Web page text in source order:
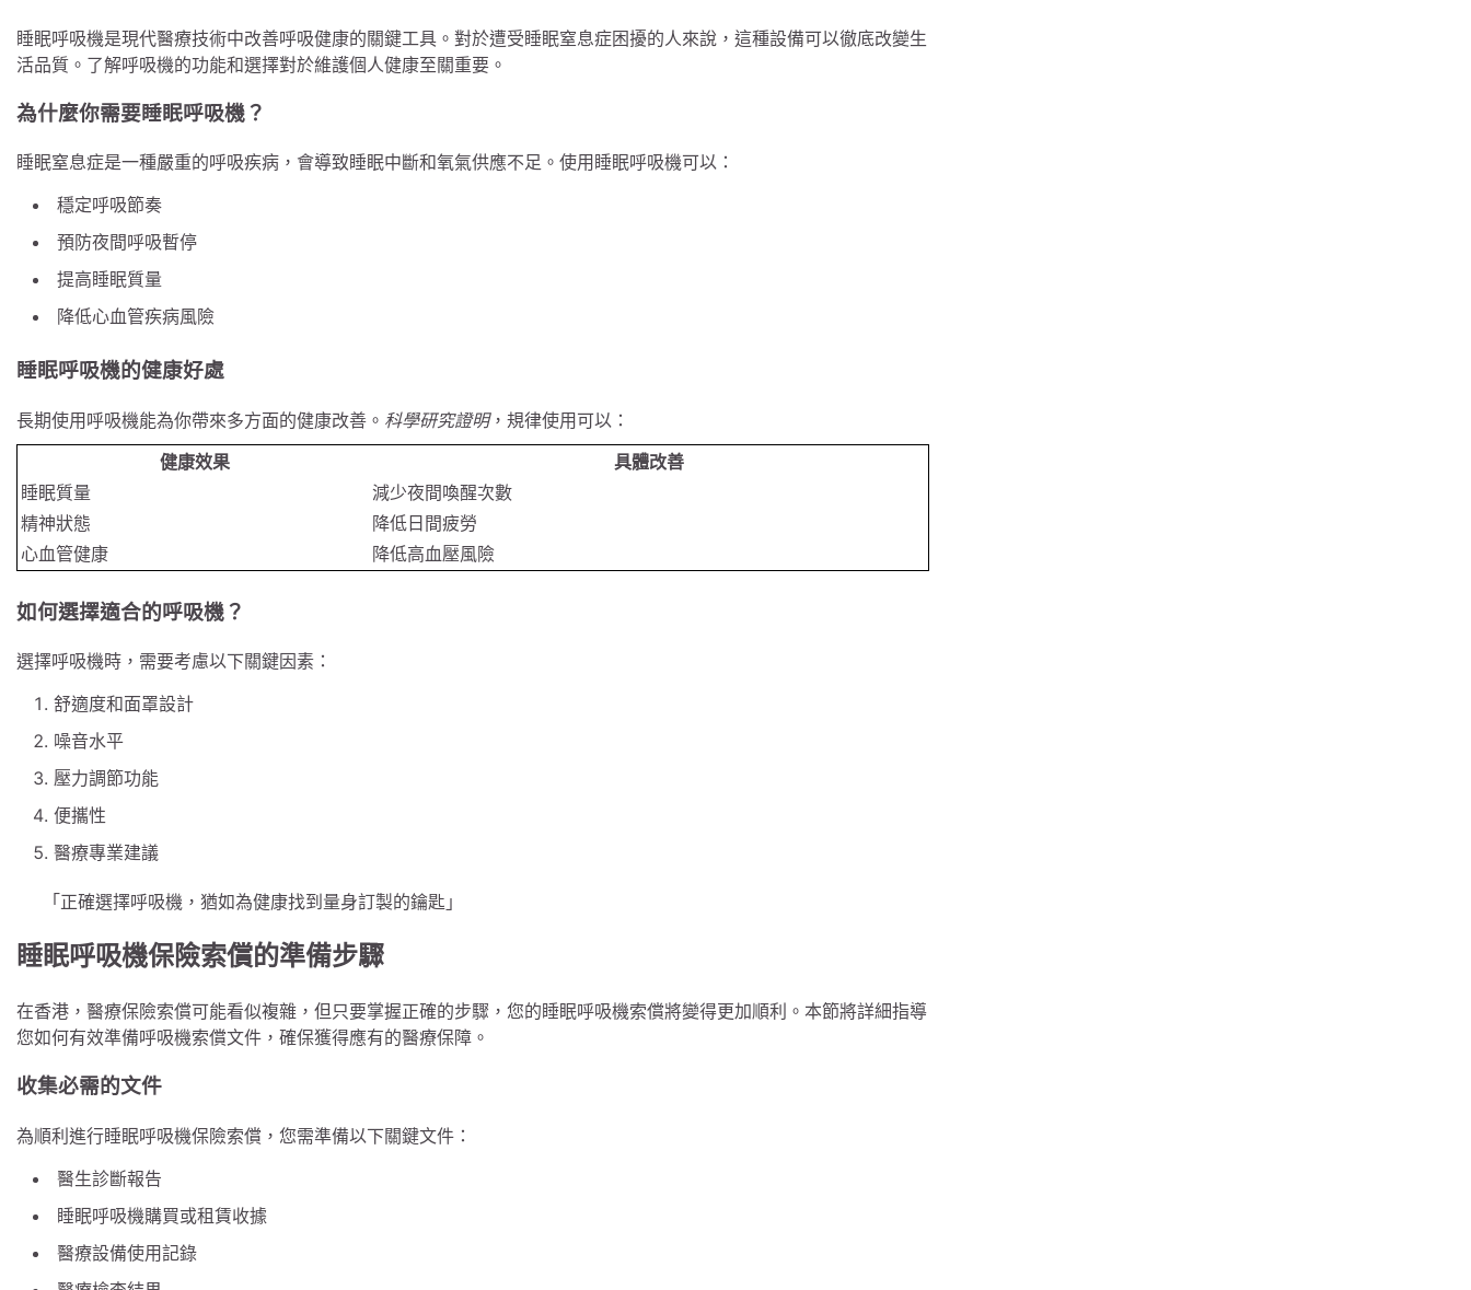
睡眠呼吸機是現代醫療技術中改善呼吸健康的關鍵工具。對於遭受睡眠窒息症困擾的人來說，這種設備可以徹底改變生
活品質。了解呼吸機的功能和選擇對於維護個人健康至關重要。
為什麼你需要睡眠呼吸機？
睡眠窒息症是一種嚴重的呼吸疾病，會導致睡眠中斷和氧氣供應不足。使用睡眠呼吸機可以：
穩定呼吸節奏
預防夜間呼吸暫停
提高睡眠質量
降低心血管疾病風險
睡眠呼吸機的健康好處
長期使用呼吸機能為你帶來多方面的健康改善。 科學研究證明，規律使用可以：
健康效果
具體改善
睡眠質量
減少夜間喚醒次數
精神狀態
降低日間疲勞
心血管健康
降低高血壓風險
如何選擇適合的呼吸機？
選擇呼吸機時，需要考慮以下關鍵因素：
舒適度和面罩設計
噪音水平
壓力調節功能
便攜性
醫療專業建議
「正確選擇呼吸機，猶如為健康找到量身訂製的鑰匙」
睡眠呼吸機保險索償的準備步驟
在香港，醫療保險索償可能看似複雜，但只要掌握正確的步驟，您的睡眠呼吸機索償將變得更加順利。本節將詳細指導
您如何有效準備呼吸機索償文件，確保獲得應有的醫療保障。
收集必需的文件
為順利進行睡眠呼吸機保險索償，您需準備以下關鍵文件：
醫生診斷報告
睡眠呼吸機購買或租賃收據
醫療設備使用記錄